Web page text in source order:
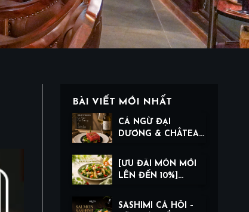
BÀI VIẾT MỚI NHẤT
CÁ NGỪ ĐẠI
DƯƠNG & CHÂTEAU
BLANC: THE ART OF
BALANCE
[ƯU ĐÃI MÓN MỚI
LÊN ĐẾN 10%]
SALAD WITH PEAR
SASHIMI CÁ HỒI –